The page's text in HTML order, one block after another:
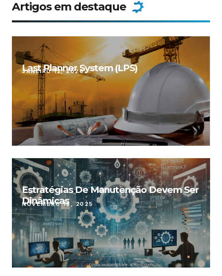
Artigos em destaque
Last Planner System (LPS)
JANEIRO 12, 2026
Estratégias De Manutenção Devem Ser
Dinâmicas
NOVEMBRO 19, 2025